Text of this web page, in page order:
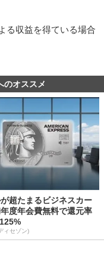
る収益を得ている場合
のオススメ
超たまるビジネスカー
年度年会費無料で還元率
ィセゾン)